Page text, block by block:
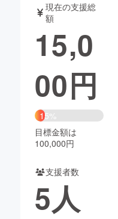
書籍・雑誌
チャレンジ
CAMPFIRE Creation
コミュニティ
現在の支援総
額
15,0
00円
15%
目標金額は
100,000円
支援者数
5人